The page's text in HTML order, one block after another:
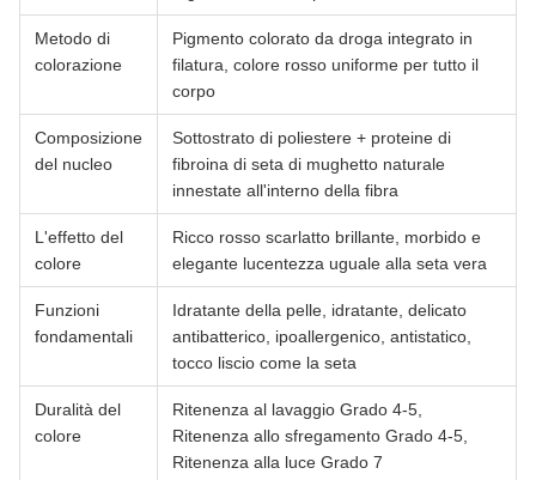
Metodo di
colorazione
Pigmento colorato da droga integrato in
filatura, colore rosso uniforme per tutto il
corpo
Composizione
del nucleo
Sottostrato di poliestere + proteine di
fibroina di seta di mughetto naturale
innestate all'interno della fibra
L'effetto del
colore
Ricco rosso scarlatto brillante, morbido e
elegante lucentezza uguale alla seta vera
Funzioni
fondamentali
Idratante della pelle, idratante, delicato
antibatterico, ipoallergenico, antistatico,
tocco liscio come la seta
Duralità del
colore
Ritenenza al lavaggio Grado 4-5,
Ritenenza allo sfregamento Grado 4-5,
Ritenenza alla luce Grado 7